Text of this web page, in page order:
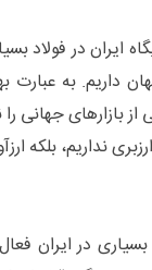
ایران در فولاد
داریم. به عبارت
بازار‌های جهانی
نداریم، بلکه
در ایران